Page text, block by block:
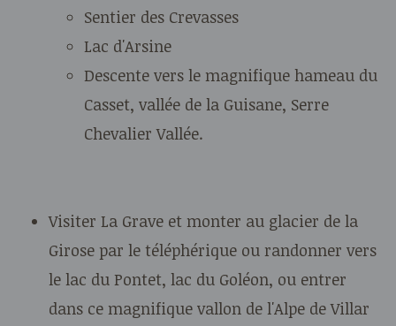
Sentier des Crevasses
Lac d'Arsine
Descente vers le magnifique hameau du
Casset, vallée de la Guisane, Serre
Chevalier Vallée.
Visiter La Grave et monter au glacier de la
Girose par le téléphérique ou randonner vers
le lac du Pontet, lac du Goléon, ou entrer
dans ce magnifique vallon de l'Alpe de Villar